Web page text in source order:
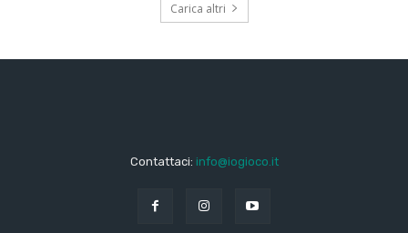
Carica altri
Contattaci: info@iogioco.it